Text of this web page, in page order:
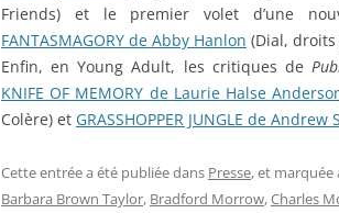
Friends) et le premier volet d’une
FANTASMAGORY de Abby Hanlon (Dial, droits
Enfin, en Young Adult, les critiques de
KNIFE OF MEMORY de Laurie Halse
Colère) et GRASSHOPPER JUNGLE de Andrew
Cette entrée a été publiée dans Presse, et marquée
Barbara Brown Taylor, Bradford Morrow,Charles